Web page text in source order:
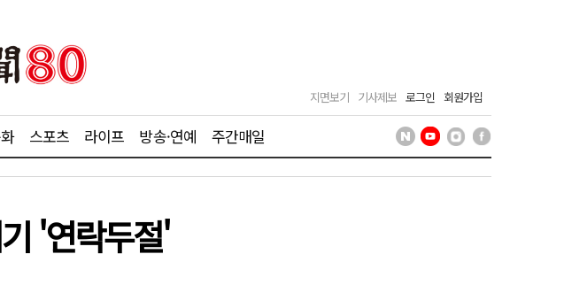
지면보기 기사제보 로그인 회원가입
스포츠 라이프 방송·연예 주간매일
'연락두절'